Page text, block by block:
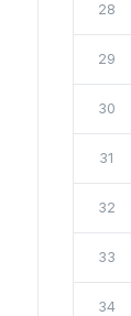
28
29
30
31
32
33
34